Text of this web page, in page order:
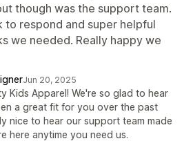
though was the support team.
to respond and super helpful
we needed. Really happy we
Jun 20, 2025
Kids Apparel! We're so glad to hear
a great fit for you over the past
nice to hear our support team made
here anytime you need us.